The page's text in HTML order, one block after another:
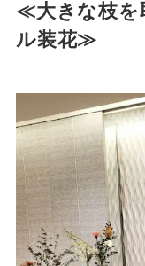
≪大きな枝を
ル装花≫